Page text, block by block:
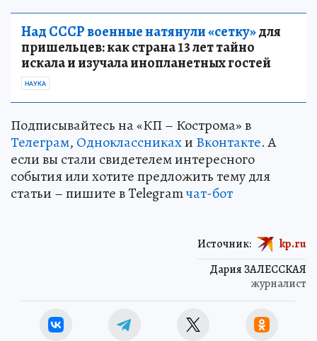
Над СССР военные натянули «сетку»для
пришельцев: как страна 13 лет тайно
искала и изучала инопланетных гостей
НАУКА
Подписывайтесь на «КП – Кострома» в
Телеграм, Одноклассникахи Вконтакте. А
если вы стали свидетелем интересного
события или хотите предложить тему для
статьи – пишите в Telegramчат-бот
Дария ЗАЛЕССКАЯ
журналист
Источник: kp.ru